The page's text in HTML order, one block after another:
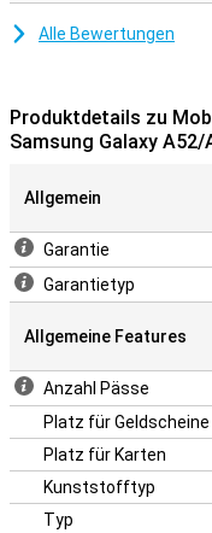
Alle Bewertungen
Produktdetails zu
Samsung Galaxy A52/
Allgemein
Garantie
Garantietyp
Allgemeine Features
Anzahl Pässe
Platz für Geldscheine
Platz für Karten
Kunststofftyp
Typ